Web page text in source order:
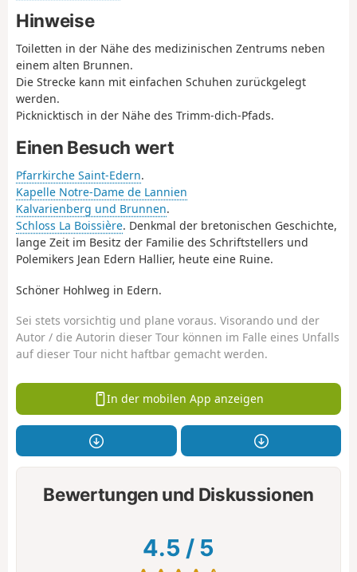
Hinweise
Toiletten in der Nähe des medizinischen Zentrums neben
einem alten Brunnen.
Die Strecke kann mit einfachen Schuhen zurückgelegt
werden.
Picknicktisch in der Nähe des Trimm-dich-Pfads.
Einen Besuch wert
Pfarrkirche Saint-Edern.
Kapelle Notre-Dame de Lannien
Kalvarienberg und Brunnen.
Schloss La Boissière. Denkmal der bretonischen Geschichte,
lange Zeit im Besitz der Familie des Schriftstellers und
Polemikers Jean Edern Hallier, heute eine Ruine.
Schöner Hohlweg in Edern.
Sei stets vorsichtig und plane voraus. Visorando und der
Autor / die Autorin dieser Tour können im Falle eines Unfalls
auf dieser Tour nicht haftbar gemacht werden.
In der mobilen App anzeigen
Bewertungen und Diskussionen
4.5 / 5